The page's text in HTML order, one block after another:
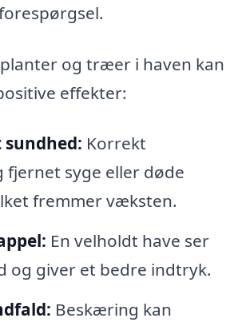
og træer i haven kan
effekter:
sundhed: Korrekt
syge eller døde
fremmer væksten.
En velholdt have ser
og giver et bedre indtryk.
Beskæring kan